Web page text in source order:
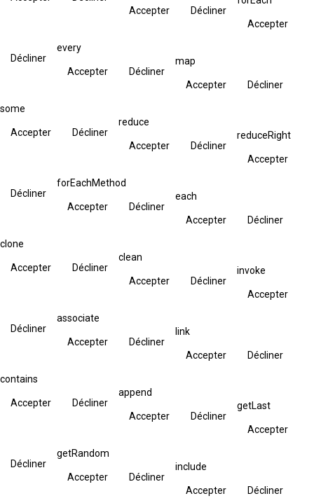
Accepter
Décliner
Accepter
Décliner
every
Accepter Décliner
map
Accepter Décliner
some
Accepter Décliner
reduce
Accepter Décliner
reduceRight
Accepter
Décliner
forEachMethod
Accepter Décliner
each
Accepter Décliner
clone
Accepter Décliner
clean
Accepter Décliner
invoke
Accepter
Décliner
associate
Accepter Décliner
link
Accepter Décliner
contains
Accepter Décliner
append
Accepter Décliner
getLast
Accepter
Décliner
getRandom
Accepter Décliner
include
Accepter Décliner